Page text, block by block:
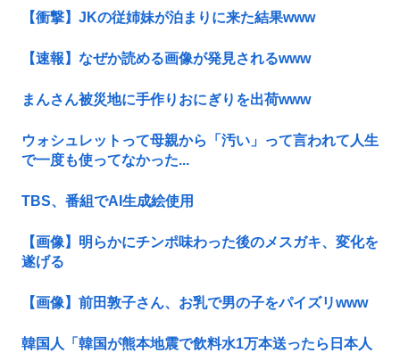
【衝撃】JKの従姉妹が泊まりに来た結果www
【速報】なぜか読める画像が発見されるwww
まんさん被災地に手作りおにぎりを出荷www
ウォシュレットって母親から「汚い」って言われて人生
で一度も使ってなかった...
TBS、番組でAI生成絵使用
【画像】明らかにチンポ味わった後のメスガキ、変化を
遂げる
【画像】前田敦子さん、お乳で男の子をパイズリwww
韓国人「韓国が熊本地震で飲料水1万本送ったら日本人